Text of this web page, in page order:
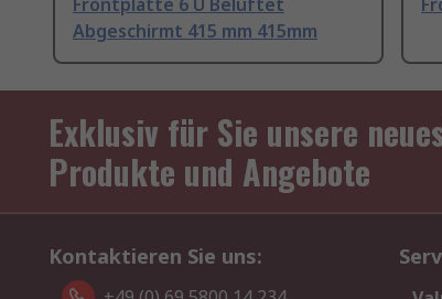
Abgeschirmt 415 mm 415mm
Exklusiv für Sie unsere
Produkte und Angebote
Kontaktieren Sie uns: